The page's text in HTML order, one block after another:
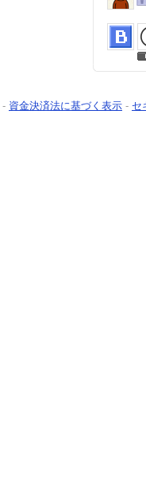
- 資金決済法に基づく表示 - セ